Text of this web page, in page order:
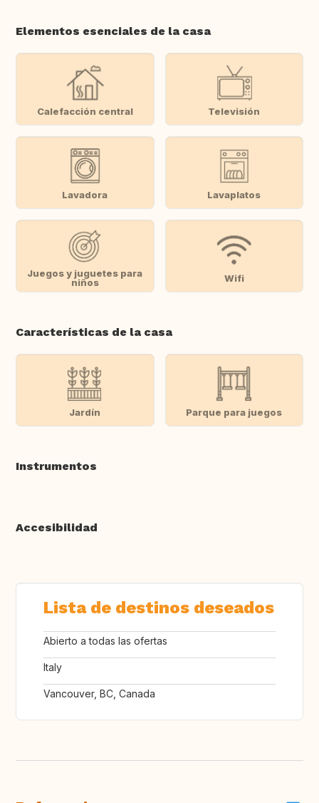
Elementos esenciales de la casa
Calefacción central Televisión
Lavadora Lavaplatos
Juegos y juguetes para
niños
Wifi
Características de la casa
Jardín Parque para juegos
Instrumentos
Accesibilidad
Lista de destinos deseados
Abierto a todas las ofertas
Italy
Vancouver, BC, Canada